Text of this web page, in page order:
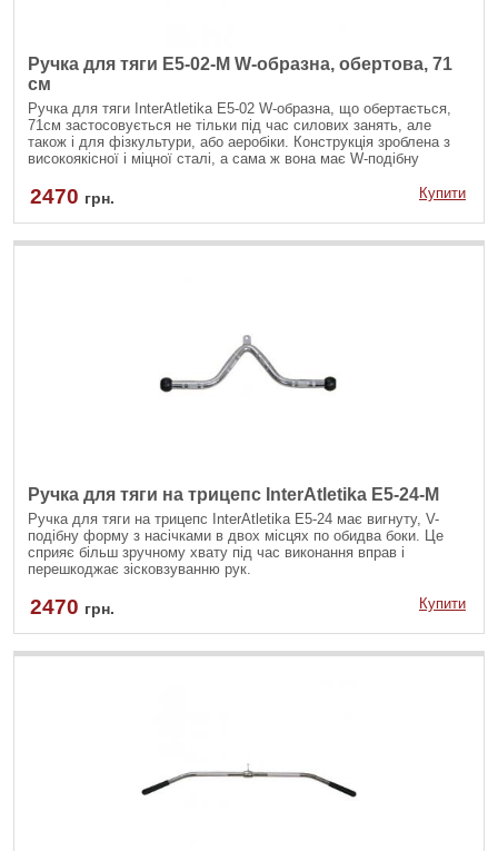
Ручка для тяги E5-02-M W-образна, обертова, 71
см
Ручка для тяги InterAtletika Е5-02 W-образна, що обертається,
71см застосовується не тільки під час силових занять, але
також і для фізкультури, або аеробіки. Конструкція зроблена з
високоякісної і міцної сталі, а сама ж вона має W-подібну
2470 грн. Купити
Ручка для тяги на трицепс InterAtletika E5-24-M
Ручка для тяги на трицепс InterAtletika Е5-24 має вигнуту, V-
подібну форму з насічками в двох місцях по обидва боки. Це
сприяє більш зручному хвату під час виконання вправ і
перешкоджає зісковзуванню рук.
2470 грн. Купити